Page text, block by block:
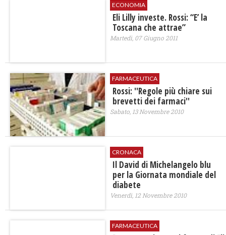
ECONOMIA
Eli Lilly investe. Rossi: “E’ la
Toscana che attrae”
Martedì, 07 Giugno 2011
FARMACEUTICA
Rossi: ''Regole più chiare sui
brevetti dei farmaci''
Sabato, 13 Novembre 2010
CRONACA
Il David di Michelangelo blu
per la Giornata mondiale del
diabete
Venerdì, 12 Novembre 2010
FARMACEUTICA